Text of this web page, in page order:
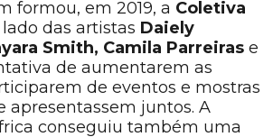
formou, em 2019, a Coletiva
lado das artistas Daiely
Smith, Camila Parreiras e
de aumentarem as
de eventos e mostras
apresentassem juntos. A
conseguiu também uma